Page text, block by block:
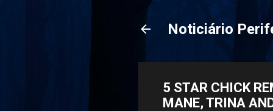
Noticiário
5 STAR CHICK
MANE, TRINA